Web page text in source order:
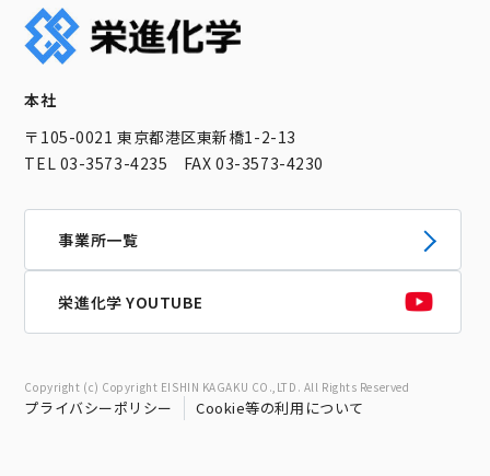
本社
〒105-0021 東京都港区東新橋1-2-13
TEL 03-3573-4235 FAX 03-3573-4230
事業所一覧
栄進化学 YOUTUBE
Copyright (c) Copyright EISHIN KAGAKU CO.,LTD. All Rights Reserved
プライバシーポリシー Cookie等の利用について